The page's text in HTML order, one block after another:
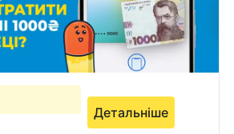
Детальніше